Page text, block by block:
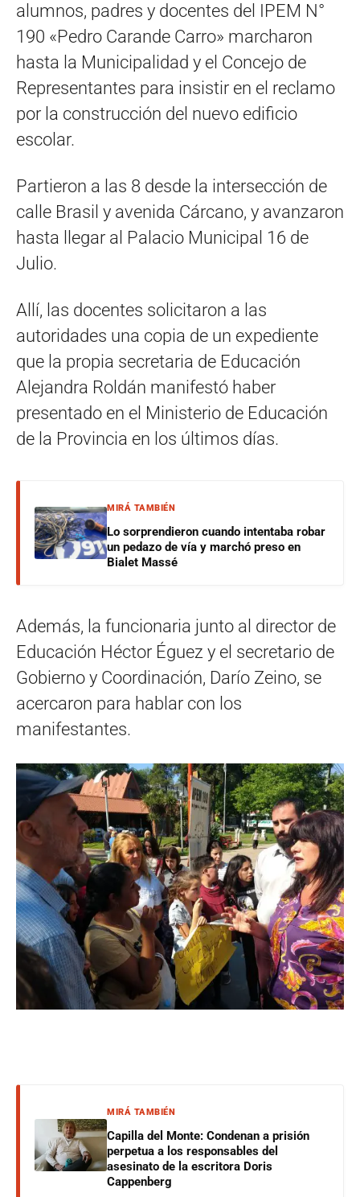
alumnos, padres y docentes del IPEM N°
190 «Pedro Carande Carro» marcharon
hasta la Municipalidad y el Concejo de
Representantes para insistir en el reclamo
por la construcción del nuevo edificio
escolar.
Partieron a las 8 desde la intersección de
calle Brasil y avenida Cárcano, y avanzaron
hasta llegar al Palacio Municipal 16 de
Julio.
Allí, las docentes solicitaron a las
autoridades una copia de un expediente
que la propia secretaria de Educación
Alejandra Roldán manifestó haber
presentado en el Ministerio de Educación
de la Provincia en los últimos días.
MIRÁ TAMBIÉN
Lo sorprendieron cuando intentaba robar
un pedazo de vía y marchó preso en
Bialet Massé
Además, la funcionaria junto al director de
Educación Héctor Éguez y el secretario de
Gobierno y Coordinación, Darío Zeino, se
acercaron para hablar con los
manifestantes.
MIRÁ TAMBIÉN
Capilla del Monte: Condenan a prisión
perpetua a los responsables del
asesinato de la escritora Doris
Cappenberg